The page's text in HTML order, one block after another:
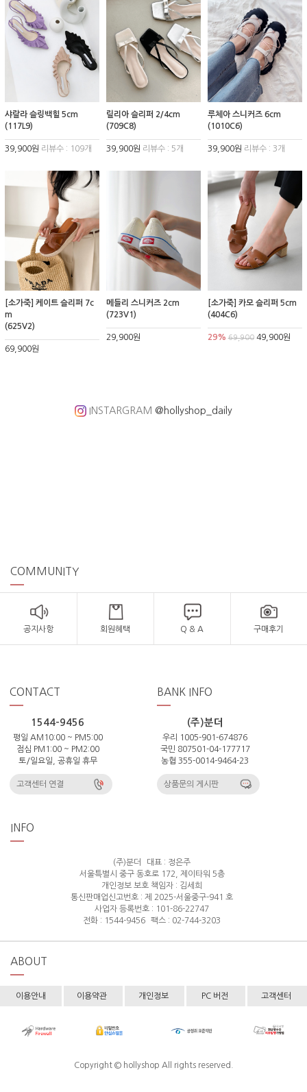
샤랄라 슬링백힐 5cm
(117L9)
39,900원 리뷰수 : 109개
릴리아 슬리퍼 2/4cm
(709C8)
39,900원 리뷰수 : 5개
루체아 스니커즈 6cm
(1010C6)
39,900원 리뷰수 : 3개
[소가죽] 케이트 슬리퍼 7c
m
(625V2)
69,900원
메들리 스니커즈 2cm
(723V1)
29,900원
[소가죽] 카모 슬리퍼 5cm
(404C6)
29% 69,90049,900원
INSTARGRAM @hollyshop_daily
COMMUNITY
공지사항 회원혜택 Q & A 구매후기
CONTACT
1544-9456
평일 AM10:00 ~ PM5:00
점심 PM1:00 ~ PM2:00
토/일요일, 공휴일 휴무
고객센터 연결
BANK INFO
(주)분더
우리 1005-901-674876
국민 807501-04-177717
농협 355-0014-9464-23
상품문의 게시판
INFO
(주)분더
대표 : 정은주
서울특별시 중구 동호로 172, 제이타워 5층
개인정보 보호 책임자 : 김세희
통신판매업신고번호 : 제 2025-서울중구-941 호
사업자 등록번호 : 101-86-22747
전화 : 1544-9456
팩스 : 02-744-3203
ABOUT
이용안내 이용약관 개인정보 PC 버전 고객센터
Copyright © hollyshop All rights reserved.